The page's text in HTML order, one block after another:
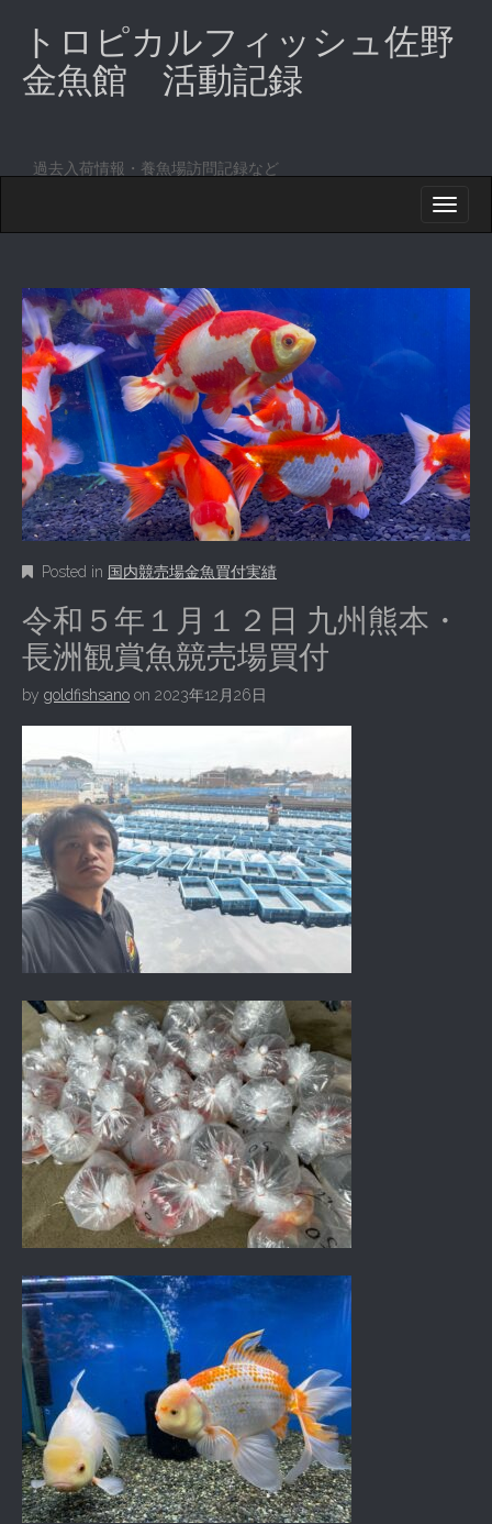
トロピカルフィッシュ佐野
金魚館 活動記録
過去入荷情報・養魚場訪問記録など
N
M
E
N
U
O
C
O
N
T
E
N
T
Posted in 国内競売場金魚買付実績
令和５年１月１２日 九州熊本・
長洲観賞魚競売場買付
by goldfishsano on 2023年12月26日